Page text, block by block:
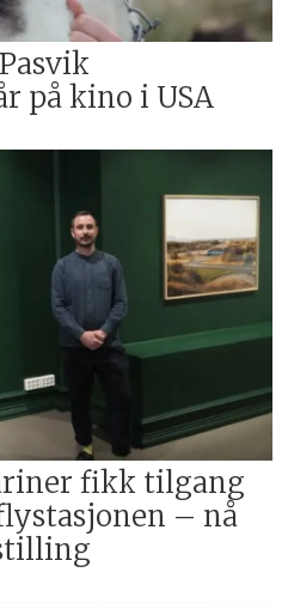
på kino i USA
fikk tilgang
– nå